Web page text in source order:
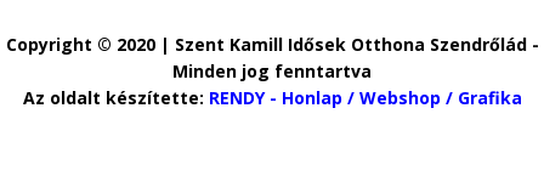
Copyright © 2020 | Szent Kamill Idősek Otthona Szendrőlád -
Minden jog fenntartva
Az oldalt készítette: RENDY - Honlap / Webshop / Grafika